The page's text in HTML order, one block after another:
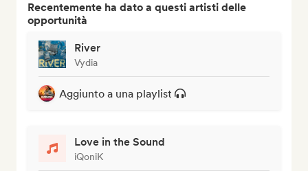
Recentemente ha dato a questi artisti delle
opportunità
River
Vydia
Aggiunto a una playlist
Love in the Sound
iQoniK